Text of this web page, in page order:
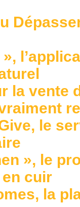
la vente
le
», le
cuir
la